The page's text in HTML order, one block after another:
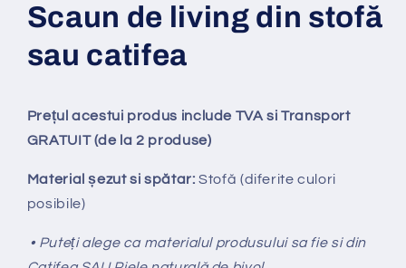
Scaun de living din stofă
sau catifea
Prețul acestui produs include TVA si Transport
GRATUIT (de la 2 produse)
Material șezut si spătar: Stofă (diferite culori
posibile)
• Puteți alege ca materialul produsului sa fie si din